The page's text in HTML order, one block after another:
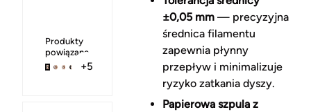
Produkty
powiązane
+5
±0,05 mm— precyzyjna
średnica filamentu
zapewnia płynny
przepływ i minimalizuje
ryzyko zatkania dyszy.
Papierowa szpula z